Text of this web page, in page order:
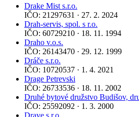
Drake Mist s.r.o.
IČO: 21297631 · 27. 2. 2024
Drah-servis, spol. s r.o.
IČO: 60729210 · 18. 11. 1994
Draho v.o.s.
IČO: 26143470 · 29. 12. 1999
Dráče s.r.o.
IČO: 10720537 · 1. 4. 2021
Drage Petrevski
IČO: 26733536 · 18. 11. 2002
Druhé bytové družstvo Budišov,
IČO: 25592092 · 1. 3. 2000
Drave s.r.o.